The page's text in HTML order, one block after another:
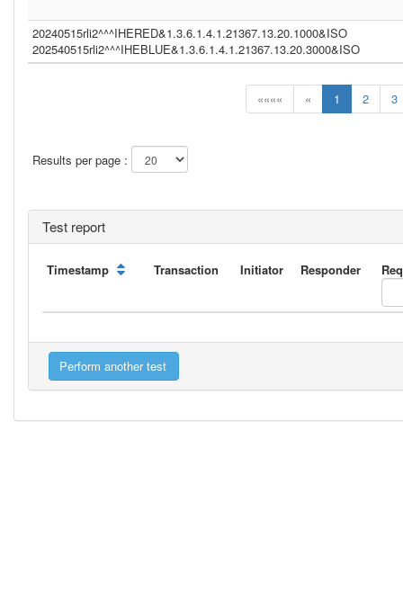
«««« « 1 2 3
Results per page :
20240515rli2^^^IHERED&1.3.6.1.4.1.21367.13.20.1000&ISO
202540515rli2^^^IHEBLUE&1.3.6.1.4.1.21367.13.20.3000&ISO
Test report
Timestamp Transaction Initiator Responder